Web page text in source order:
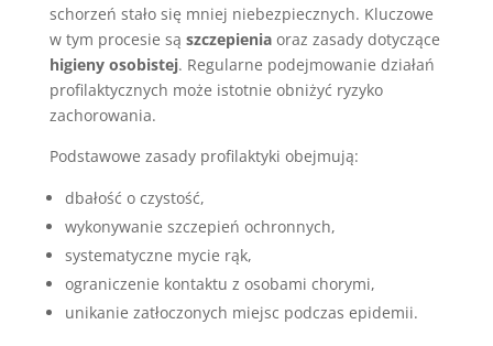
schorzeń stało się mniej niebezpiecznych. Kluczowe
w tym procesie są szczepieniaoraz zasady dotyczące
higieny osobistej. Regularne podejmowanie działań
profilaktycznych może istotnie obniżyć ryzyko
zachorowania.
Podstawowe zasady profilaktyki obejmują:
dbałość o czystość,
wykonywanie szczepień ochronnych,
systematyczne mycie rąk,
ograniczenie kontaktu z osobami chorymi,
unikanie zatłoczonych miejsc podczas epidemii.